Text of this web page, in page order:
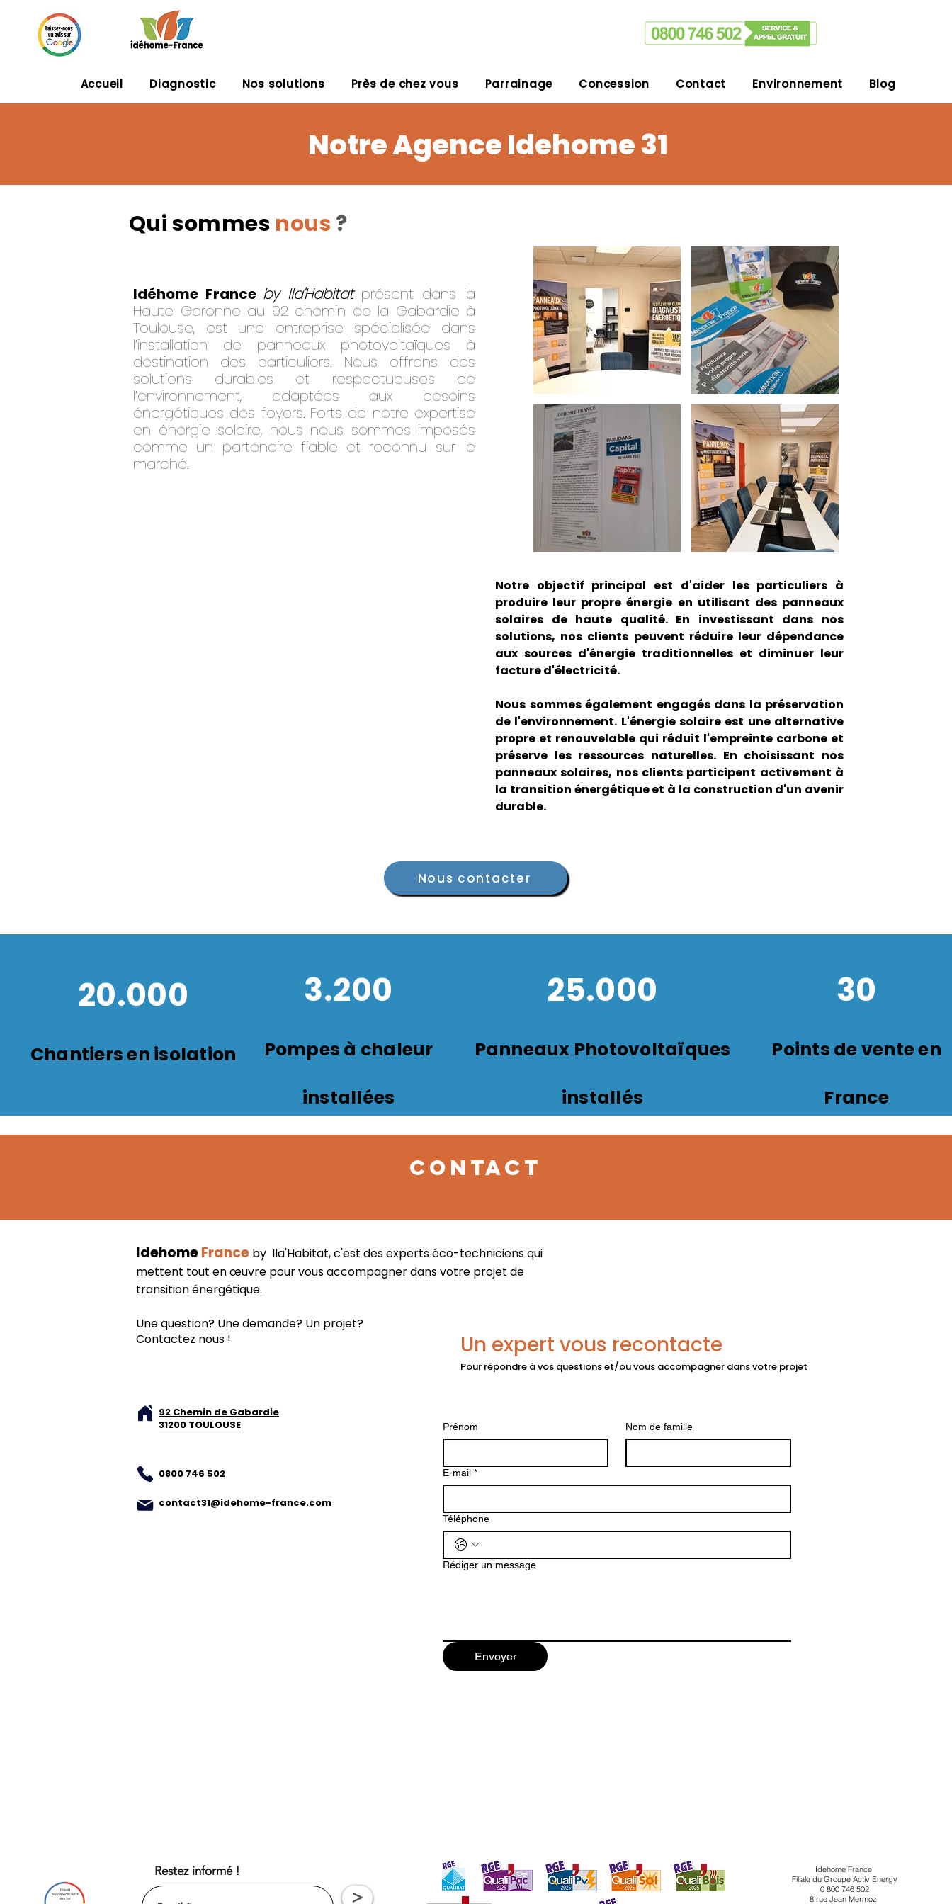
Accueil Diagnostic Nos solutions Près de chez vous Parrainage Concession Contact Environnement Blog
Notre Agence Idehome 31
Qui sommes nous?
Idéhome France by Ila'Habitat présent dans la
Haute Garonne au 92 chemin de la Gabardie à
Toulouse, est une entreprise spécialisée dans
l’installation de panneaux photovoltaïques à
destination des particuliers. Nous offrons des
solutions durables et respectueuses de
l’environnement, adaptées aux besoins
énergétiques des foyers. Forts de notre expertise
en énergie solaire, nous nous sommes imposés
comme un partenaire fiable et reconnu sur le
marché.
Notre objectif principal est d'aider les particuliers à
produire leur propre énergie en utilisant des panneaux
solaires de haute qualité. En investissant dans nos
solutions, nos clients peuvent réduire leur dépendance
aux sources d'énergie traditionnelles et diminuer leur
facture d'électricité.
Nous sommes également engagés dans la préservation
de l'environnement. L'énergie solaire est une alternative
propre et renouvelable qui réduit l'empreinte carbone et
préserve les ressources naturelles. En choisissant nos
panneaux solaires, nos clients participent activement à
la transition énergétique et à la construction d'un avenir
durable.
Nous contacter
20.000
Chantiers en isolation
3.200
Pompes à chaleur
installées
25.000
Panneaux Photovoltaïques
installés
30
Points de vente en
France
CONTACT
IdehomeFrance by Ila'Habitat, c'est des experts éco-techniciens qui
mettent tout en œuvre pour vous accompagner dans votre projet de
transition énergétique.
Une question? Une demande? Un projet?
Contactez nous !
Un expert vous recontacte
Pour répondre à vos questions et/ou vous accompagner dans votre projet
92 Chemin de Gabardie
31200 TOULOUSE
0800 746 502
contact31@idehome-france.com
Prénom Nom de famille
E-mail *
Téléphone
Rédiger un message
Envoyer
Restez informé !
>
Idehome France
Filiale du Groupe Activ Energy
0 800 746 502
8 rue Jean Mermoz